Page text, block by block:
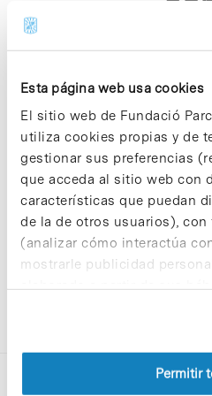
Esta página web usa cookies
El sitio web de Fundació
utiliza cookies propias y de
gestionar sus preferencias
que acceda al sitio web con
características que puedan
de la de otros usuarios),
(analizar cómo interactúa
mostrarle publicidad
elaborado a partir de sus
información sobre las
la Política de cookies del
Permitir
Sorry, no results were
Please try again with